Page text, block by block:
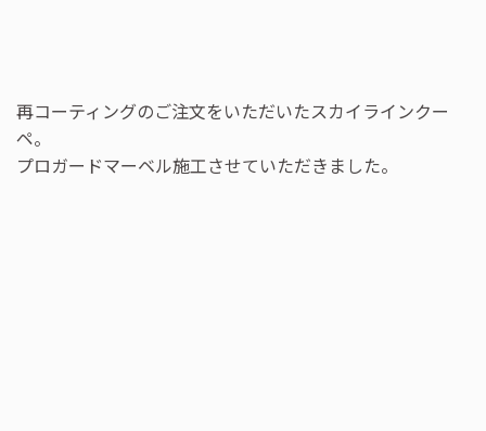
再コーティングのご注文をいただいたスカイラインクー
ペ。
プロガードマーベル施工させていただきました。